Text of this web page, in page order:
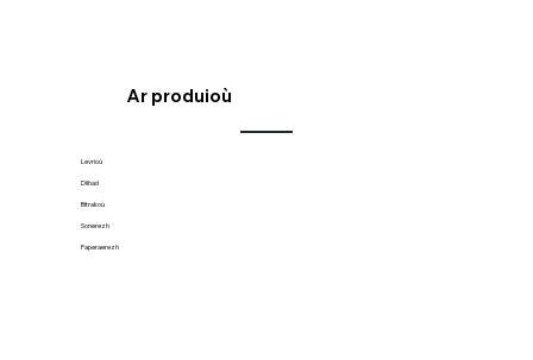
Ar produioù
Levrioù
Dilhad
Bitrakoù
Sonerezh
Paperaerezh